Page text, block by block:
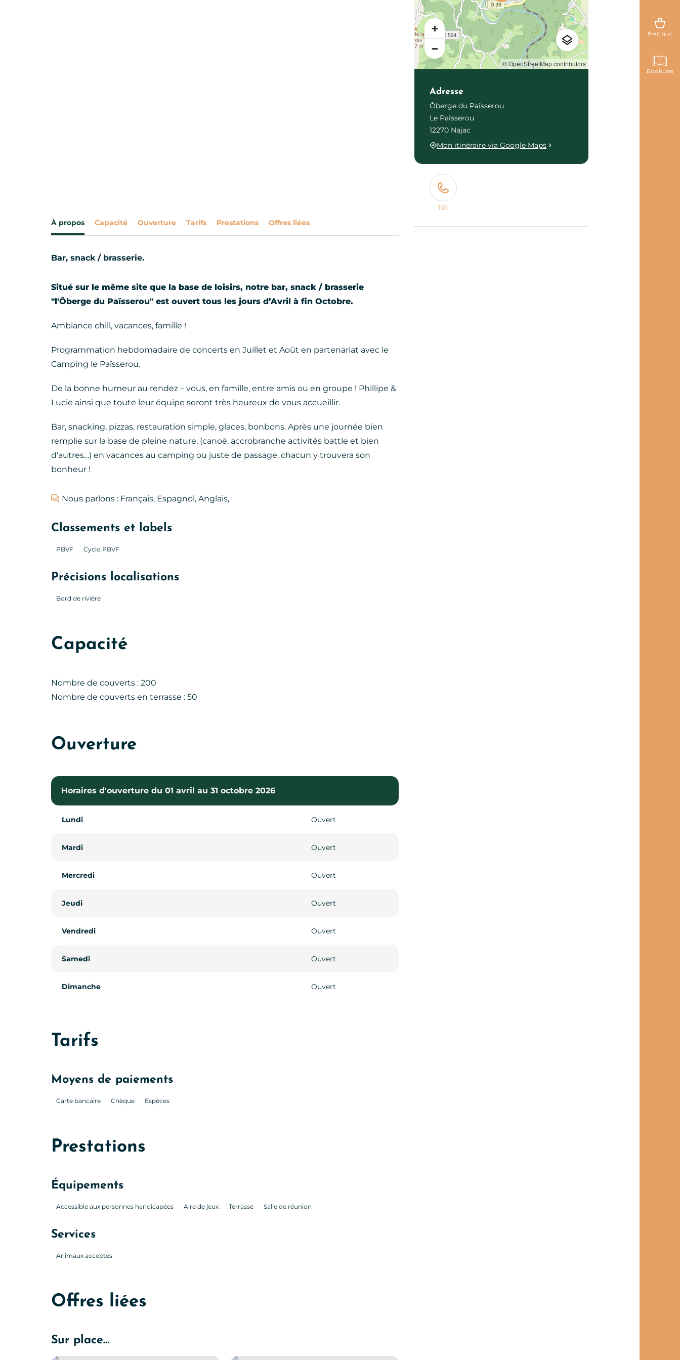
Boutique
Brochures
À propos Capacité Ouverture Tarifs Prestations Offres liées
Bar, snack / brasserie.
Situé sur le même site que la base de loisirs, notre bar, snack / brasserie
"l'Ôberge du Païsserou" est ouvert tous les jours d’Avril à fin Octobre.
Ambiance chill, vacances, famille !
Programmation hebdomadaire de concerts en Juillet et Août en partenariat avec le
Camping le Païsserou.
De la bonne humeur au rendez – vous, en famille, entre amis ou en groupe ! Phillipe &
Lucie ainsi que toute leur équipe seront très heureux de vous accueillir.
Bar, snacking, pizzas, restauration simple, glaces, bonbons. Après une journée bien
remplie sur la base de pleine nature, (canoë, accrobranche activités battle et bien
d'autres…) en vacances au camping ou juste de passage, chacun y trouvera son
bonheur !
Nous parlons : Français, Espagnol, Anglais,
Classements et labels
PBVF Cyclo PBVF
Précisions localisations
Bord de rivière
Capacité
Nombre de couverts : 200
Nombre de couverts en terrasse : 50
Ouverture
Horaires d'ouverture du 01 avril au 31 octobre 2026
Lundi Ouvert
Mardi Ouvert
Mercredi Ouvert
Jeudi Ouvert
Vendredi Ouvert
Samedi Ouvert
Dimanche Ouvert
Tarifs
Moyens de paiements
Carte bancaire Chèque Espèces
Prestations
Équipements
Accessible aux personnes handicapées Aire de jeux Terrasse Salle de réunion
Services
Animaux acceptés
Offres liées
Sur place…
© OpenStreetMap contributors
Adresse
Ôberge du Païsserou
Le Païsserou
12270 Najac
Mon itinéraire via Google Maps
Tél.